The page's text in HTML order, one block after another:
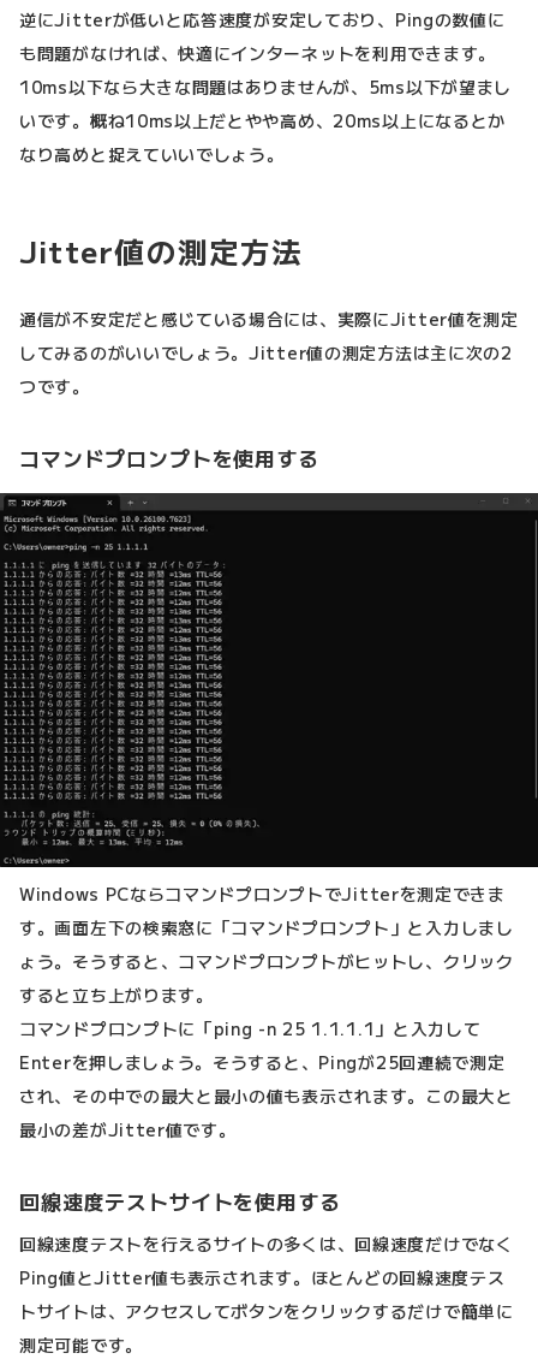
逆にJitterが低いと応答速度が安定しており、Pingの数値に
も問題がなければ、快適にインターネットを利用できます。
10ms以下なら大きな問題はありませんが、5ms以下が望まし
いです。概ね10ms以上だとやや高め、20ms以上になるとか
なり高めと捉えていいでしょう。
Jitter値の測定方法
通信が不安定だと感じている場合には、実際にJitter値を測定
してみるのがいいでしょう。Jitter値の測定方法は主に次の2
つです。
コマンドプロンプトを使用する
Windows PCならコマンドプロンプトでJitterを測定できま
す。画面左下の検索窓に「コマンドプロンプト」と入力しまし
ょう。そうすると、コマンドプロンプトがヒットし、クリック
すると立ち上がります。
コマンドプロンプトに「ping -n 25 1.1.1.1」と入力して
Enterを押しましょう。そうすると、Pingが25回連続で測定
され、その中での最大と最小の値も表示されます。この最大と
最小の差がJitter値です。
回線速度テストサイトを使用する
回線速度テストを行えるサイトの多くは、回線速度だけでなく
Ping値とJitter値も表示されます。ほとんどの回線速度テス
トサイトは、アクセスしてボタンをクリックするだけで簡単に
測定可能です。